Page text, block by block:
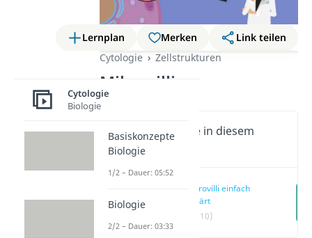
Lernplan Merken
Link teilen
Cytologie
Zellstrukturen
Mikrovilli
Wichtige Inhalte in diesem
Video
Mikrovilli einfach
erklärt
(00:10)
Cytologie
Biologie
Basiskonzepte
Biologie
1/2 – Dauer: 05:52
Biologie
2/2 – Dauer: 03:33